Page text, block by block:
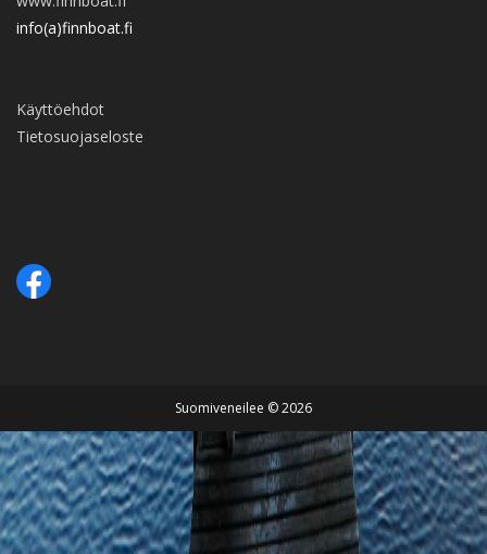
info(a)finnboat.fi
Käyttöehdot
Tietosuojaseloste
Suomiveneilee © 2026